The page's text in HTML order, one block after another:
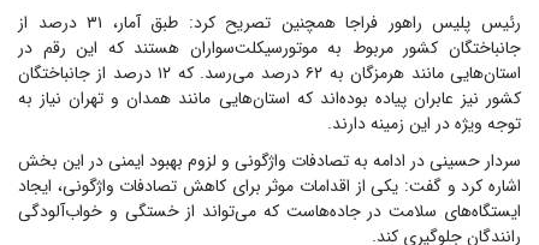
رئیس پلیس راهور فراجا همچنین تصریح کرد: طبق آمار، ۳۱ درصد از
جانباختگان کشور مربوط به موتورسیکلت‌سواران هستند که این رقم در
استان‌هایی مانند هرمزگان به ۶۲ درصد می‌رسد. که ۱۲ درصد از جانباختگان
کشور نیز عابران پیاده بوده‌اند که استان‌هایی مانند همدان و تهران نیاز به
توجه ویژه در این زمینه دارند.
سردار حسینی در ادامه به تصادفات واژگونی و لزوم بهبود ایمنی در این بخش
اشاره کرد و گفت: یکی از اقدامات موثر برای کاهش تصادفات واژگونی، ایجاد
ایستگاه‌های سلامت در جاده‌هاست که می‌تواند از خستگی و خواب‌آلودگی
رانندگان جلوگیری کند.